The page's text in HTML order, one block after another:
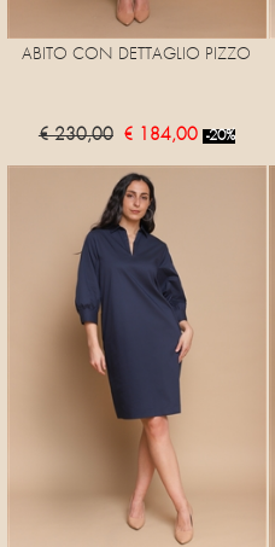
ABITO CON DETTAGLIO PIZZO
€ 230,00 € 184,00 -20%